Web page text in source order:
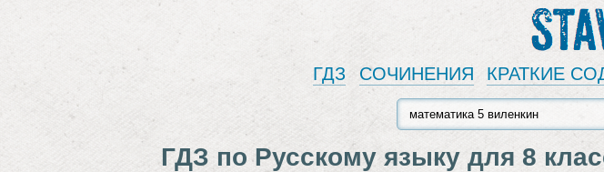
ГДЗ СОЧИНЕНИЯ КРАТКИЕ
ГДЗ по Русскому языку для 8